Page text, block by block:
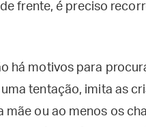
frente, é preciso
há motivos para
tentação, imita as
mãe ou ao menos os